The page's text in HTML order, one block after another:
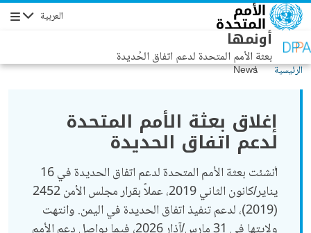
تجاوز إلى المحتوى الرئيسي العربية التنقل
أونمها
بعثة الأمم المتحدة لدعم اتفاق الحُديدة
الرئيسية News
إغلاق بعثة الأمم المتحدة
لدعم اتفاق الحديدة
أُنشئت بعثة الأمم المتحدة لدعم اتفاق الحديدة في 16
يناير/كانون الثاني 2019، عملاً بقرار مجلس الأمن 2452
(2019)، لدعم تنفيذ اتفاق الحديدة في اليمن. وانتهت